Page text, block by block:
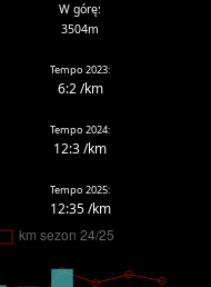
W górę:
3504m
Tempo 2023:
6:2 /km
Tempo 2024:
12:3 /km
Tempo 2025:
12:35 /km